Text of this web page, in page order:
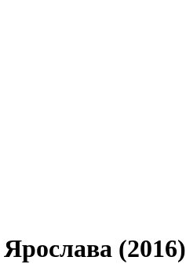
(2016)